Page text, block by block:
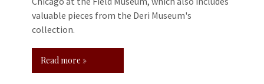
valuable pieces from the Deri Museum's
collection.
Read more »